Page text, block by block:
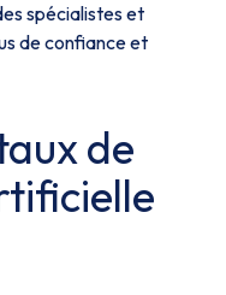
spécialistes et
de confiance et
de